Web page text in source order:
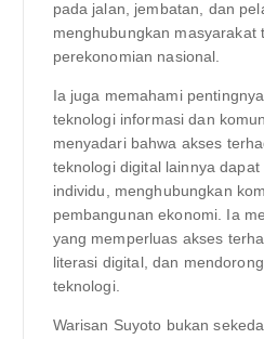
pada jalan, jembatan, dan
menghubungkan masyarakat
perekonomian nasional.
Ia juga memahami
teknologi informasi dan
menyadari bahwa akses
teknologi digital lainnya
individu, menghubungkan
pembangunan ekonomi. Ia
yang memperluas akses
literasi digital, dan
teknologi.
Warisan Suyoto bukan